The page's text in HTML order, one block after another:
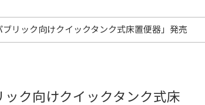
リック向けクイックタンク式床置便器」発売
ク向けクイックタンク式床